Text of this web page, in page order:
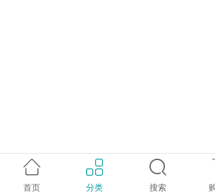

首页

分类

搜索